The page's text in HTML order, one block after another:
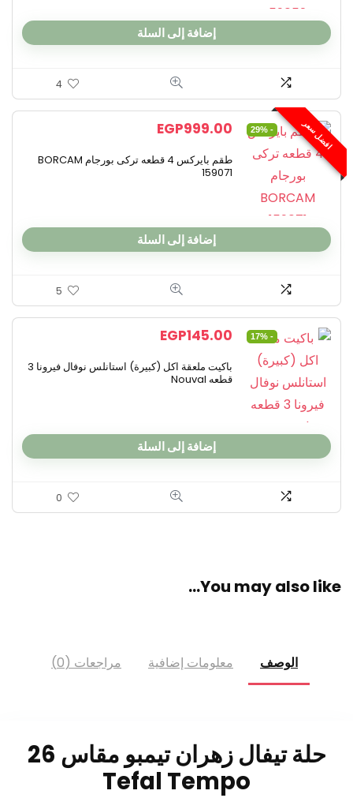
إضافة إلى السلة
4
افضل سعر - 29%
EGP999.00
طقم بايركس 4 قطعه تركى بورجام BORCAM
159071
إضافة إلى السلة
5
- 17%
EGP145.00
باكيت ملعقة اكل (كبيرة) استانلس نوفال فيرونا 3
قطعه Nouval
إضافة إلى السلة
0
You may also like…
الوصف معلومات إضافية مراجعات (0)
حلة تيفال زهران تيمبو مقاس 26
Tefal Tempo